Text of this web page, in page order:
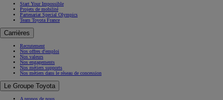
Start Your Impossible
Projets de mobilité
Partenariat Special Olympics
Team Toyota France
Carrières
Recrutement
Nos offres d'emploi
Nos valeurs
Nos engagements
Nos métiers supports
Nos métiers dans le réseau de concession
Le Groupe Toyota
A propos de nous